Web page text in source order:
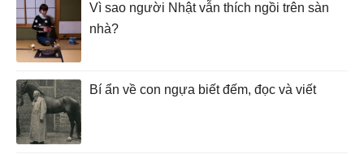
Vì sao người Nhật vẫn thích ngồi trên sàn
nhà?
Bí ẩn về con ngựa biết đếm, đọc và viết